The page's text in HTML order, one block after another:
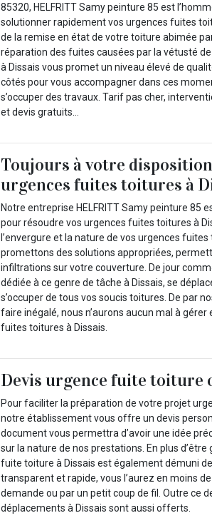
85320, HELFRITT Samy peinture 85 est
solutionner rapidement vos urgences fuites
de la remise en état de votre toiture abimée
réparation des fuites causées par la vétusté
à Dissais vous promet un niveau élevé de
côtés pour vous accompagner dans ces
s’occuper des travaux. Tarif pas cher,
et devis gratuits…
Toujours à votre
urgences fuites toitures à
Notre entreprise HELFRITT Samy peinture 85
pour résoudre vos urgences fuites toitures à
l’envergure et la nature de vos urgences
promettons des solutions appropriées,
infiltrations sur votre couverture. De jour
dédiée à ce genre de tâche à Dissais, se
s’occuper de tous vos soucis toitures. De par
faire inégalé, nous n’aurons aucun mal à
fuites toitures à Dissais.
Devis urgence fuite toiture
Pour faciliter la préparation de votre projet
notre établissement vous offre un devis
document vous permettra d’avoir une idée
sur la nature de nos prestations. En plus
fuite toiture à Dissais est également démuni
transparent et rapide, vous l’aurez en moins
demande ou par un petit coup de fil. Outre ce
déplacements à Dissais sont aussi offerts.